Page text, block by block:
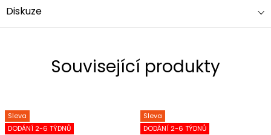
Diskuze
Související produkty
Sleva
DODÁNÍ 2-6 TÝDNŮ
Sleva
DODÁNÍ 2-6 TÝDNŮ